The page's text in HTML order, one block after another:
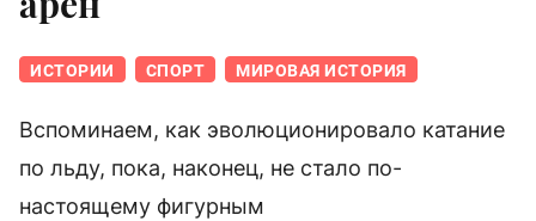
ИСТОРИИ СПОРТ МИРОВАЯ ИСТОРИЯ
Вспоминаем, как эволюционировало катание
по льду, пока, наконец, не стало по-
настоящему фигурным